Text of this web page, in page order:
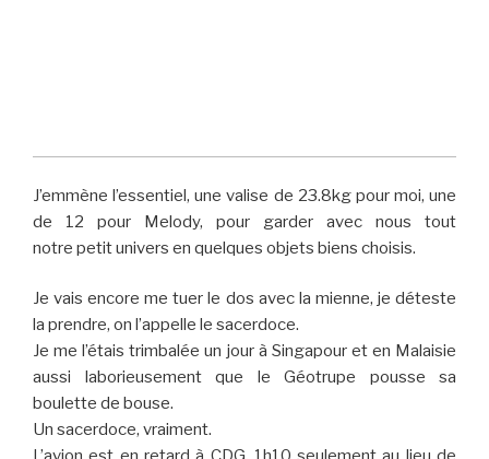
J’emmène l’essentiel, une valise de 23.8kg pour moi, une
de 12 pour Melody, pour garder avec nous tout
notre petit univers en quelques objets biens choisis.
Je vais encore me tuer le dos avec la mienne, je déteste
la prendre, on l’appelle le sacerdoce.
Je me l’étais trimbalée un jour à Singapour et en Malaisie
aussi laborieusement que le Géotrupe pousse sa
boulette de bouse.
Un sacerdoce, vraiment.